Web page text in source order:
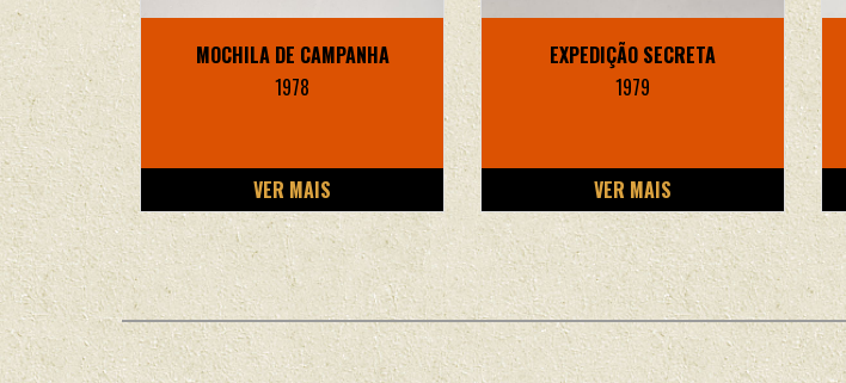
MOCHILA DE CAMPANHA
1978
VER MAIS
EXPEDIÇÃO SECRETA
1979
VER MAIS